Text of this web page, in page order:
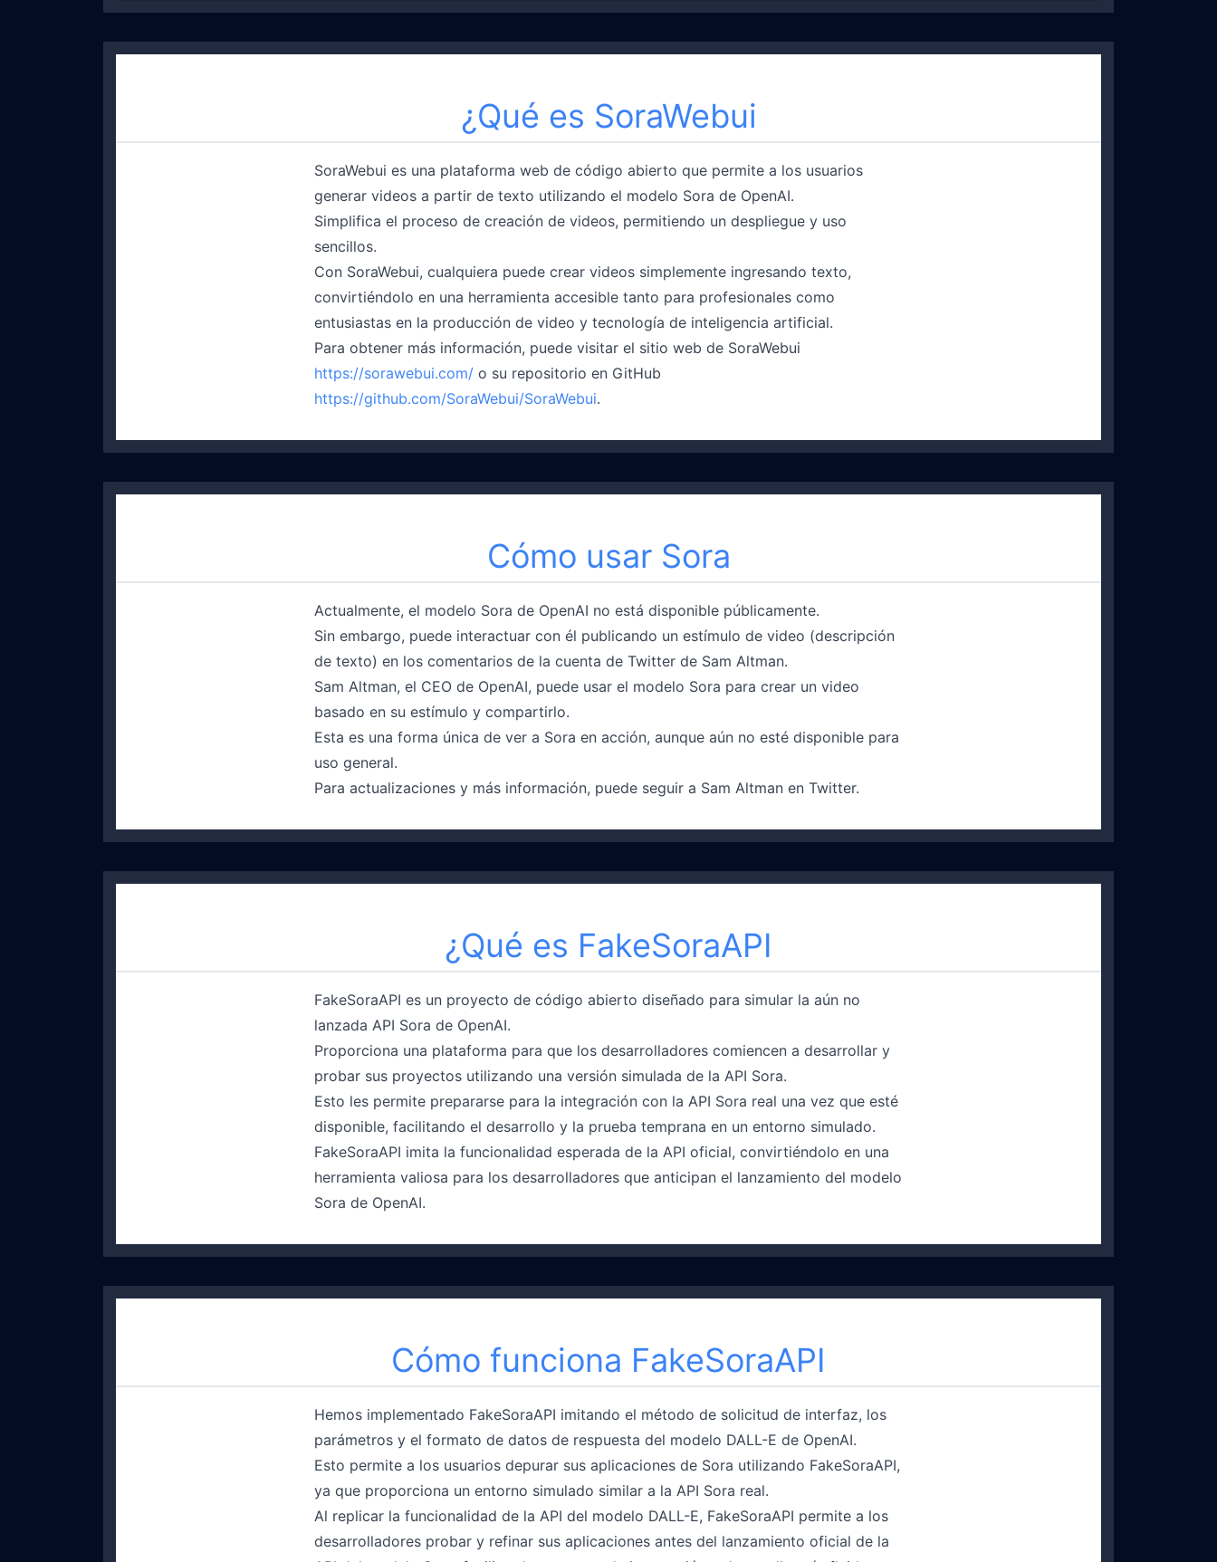
¿Qué es SoraWebui
SoraWebui es una plataforma web de código abierto que permite a los usuarios
generar videos a partir de texto utilizando el modelo Sora de OpenAI.
Simplifica el proceso de creación de videos, permitiendo un despliegue y uso
sencillos.
Con SoraWebui, cualquiera puede crear videos simplemente ingresando texto,
convirtiéndolo en una herramienta accesible tanto para profesionales como
entusiastas en la producción de video y tecnología de inteligencia artificial.
Para obtener más información, puede visitar el sitio web de SoraWebui
https://sorawebui.com/ o su repositorio en GitHub
https://github.com/SoraWebui/SoraWebui.
Cómo usar Sora
Actualmente, el modelo Sora de OpenAI no está disponible públicamente.
Sin embargo, puede interactuar con él publicando un estímulo de video (descripción
de texto) en los comentarios de la cuenta de Twitter de Sam Altman.
Sam Altman, el CEO de OpenAI, puede usar el modelo Sora para crear un video
basado en su estímulo y compartirlo.
Esta es una forma única de ver a Sora en acción, aunque aún no esté disponible para
uso general.
Para actualizaciones y más información, puede seguir a Sam Altman en Twitter.
¿Qué es FakeSoraAPI
FakeSoraAPI es un proyecto de código abierto diseñado para simular la aún no
lanzada API Sora de OpenAI.
Proporciona una plataforma para que los desarrolladores comiencen a desarrollar y
probar sus proyectos utilizando una versión simulada de la API Sora.
Esto les permite prepararse para la integración con la API Sora real una vez que esté
disponible, facilitando el desarrollo y la prueba temprana en un entorno simulado.
FakeSoraAPI imita la funcionalidad esperada de la API oficial, convirtiéndolo en una
herramienta valiosa para los desarrolladores que anticipan el lanzamiento del modelo
Sora de OpenAI.
Cómo funciona FakeSoraAPI
Hemos implementado FakeSoraAPI imitando el método de solicitud de interfaz, los
parámetros y el formato de datos de respuesta del modelo DALL-E de OpenAI.
Esto permite a los usuarios depurar sus aplicaciones de Sora utilizando FakeSoraAPI,
ya que proporciona un entorno simulado similar a la API Sora real.
Al replicar la funcionalidad de la API del modelo DALL-E, FakeSoraAPI permite a los
desarrolladores probar y refinar sus aplicaciones antes del lanzamiento oficial de la